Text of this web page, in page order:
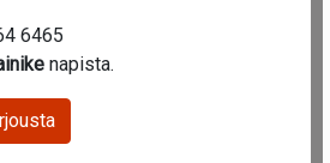
6465
napista.